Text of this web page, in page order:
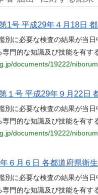
1号 平成29年４月18日
別に必要な検査の結果が当
門的な知識及び技能を有す
documents/19222/
１号 平成29年９月22日
別に必要な検査の結果が当
門的な知識及び技能を有す
documents/19222/
６月６日 各都道府県衛
別に必要な検査の結果が当
門的な知識及び技能を有す